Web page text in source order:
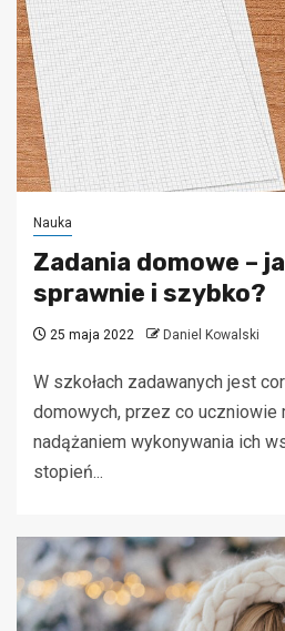
Nauka
Zadania domowe –
sprawnie i szybko?
25 maja 2022 Daniel Kowalski
W szkołach zadawanych jest
domowych, przez co uczniowie
nadążaniem wykonywania ich
stopień...